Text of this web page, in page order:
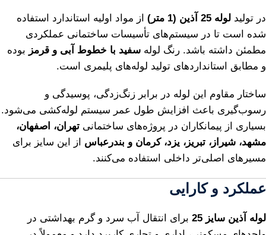
در تولید لوله 25 آذین (1 متر)
از مواد اولیه استاندارد استفاده
شده است تا در سیستم‌های تأسیسات ساختمانی عملکردی
مطمئن داشته باشد. رنگ لوله سفید با خطوط آبی و قرمز بوده
و مطابق استانداردهای تولید لوله‌های پلیمری است.
ساختار مقاوم این لوله در برابر زنگ‌زدگی، پوسیدگی و
رسوب‌گیری باعث افزایش طول عمر سیستم لوله‌کشی می‌شود.
بسیاری از پیمانکاران در پروژه‌های ساختمانی تهران، اصفهان،
مشهد، شیراز، تبریز، یزد، کرمان و بندرعباس از این سایز برای
مسیرهای اصلی‌تر داخلی استفاده می‌کنند.
عملکرد و کارایی
لوله آذین سایز 25
برای انتقال آب سرد و گرم بهداشتی در